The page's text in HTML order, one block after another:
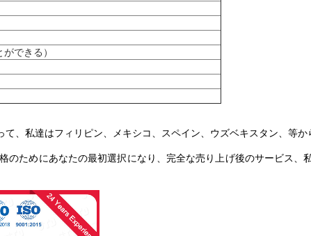
できる）
、私達はフィリピン、メキシコ、スペイン、ウズベキスタン、等
のためにあなたの最初選択になり、完全な売り上げ後のサービス